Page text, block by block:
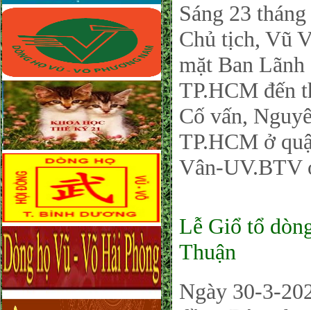
Sáng 23
Chủ tịch, Vũ
mặt Ban
TP.HCM đến
Cố vấn,
TP.HCM ở
Vân-UV.BTV
Lễ Giổ tổ
Thuận
Ngày 30-3-